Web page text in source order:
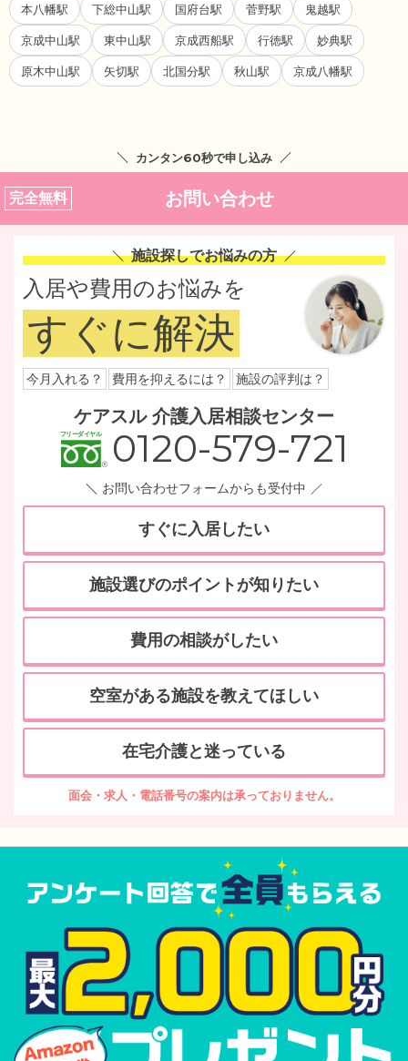
本八幡駅 下総中山駅 国府台駅 菅野駅 鬼越駅
京成中山駅 東中山駅 京成西船駅 行徳駅 妙典駅
原木中山駅 矢切駅 北国分駅 秋山駅 京成八幡駅
カンタン60秒で申し込み
完全無料 お問い合わせ
施設探しでお悩みの方
入居や費用のお悩みを
すぐに解決
今月入れる？ 費用を抑えるには？ 施設の評判は？
ケアスル 介護入居相談センター
0120-579-721
お問い合わせフォームからも受付中
すぐに入居したい
施設選びのポイントが知りたい
費用の相談がしたい
空室がある施設を教えてほしい
在宅介護と迷っている
面会・求人・電話番号の案内は承っておりません。